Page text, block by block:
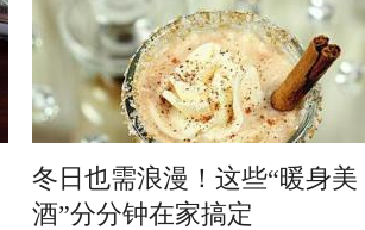
冬日也需浪漫！这些“暖身美
酒”分分钟在家搞定